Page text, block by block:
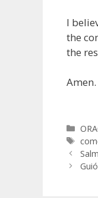
I
the
the
Amen.